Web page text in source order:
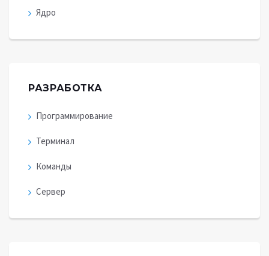
Ядро
РАЗРАБОТКА
Программирование
Терминал
Команды
Сервер